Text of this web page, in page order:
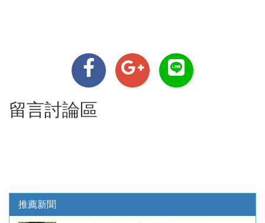
留言討論區
推薦新聞